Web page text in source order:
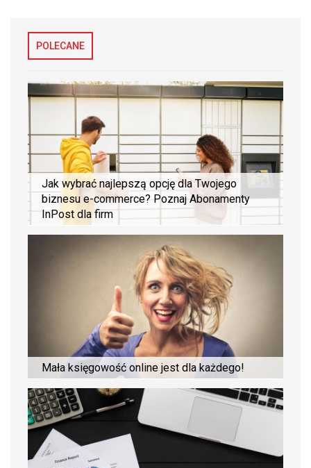
POLECANE
Jak wybrać najlepszą opcję dla Twojego
biznesu e-commerce? Poznaj Abonamenty
InPost dla firm
Mała księgowość online jest dla każdego!